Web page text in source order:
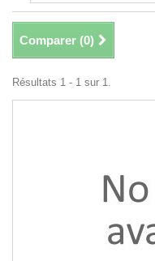
Comparer (0)
Résultats 1 - 1 sur 1.